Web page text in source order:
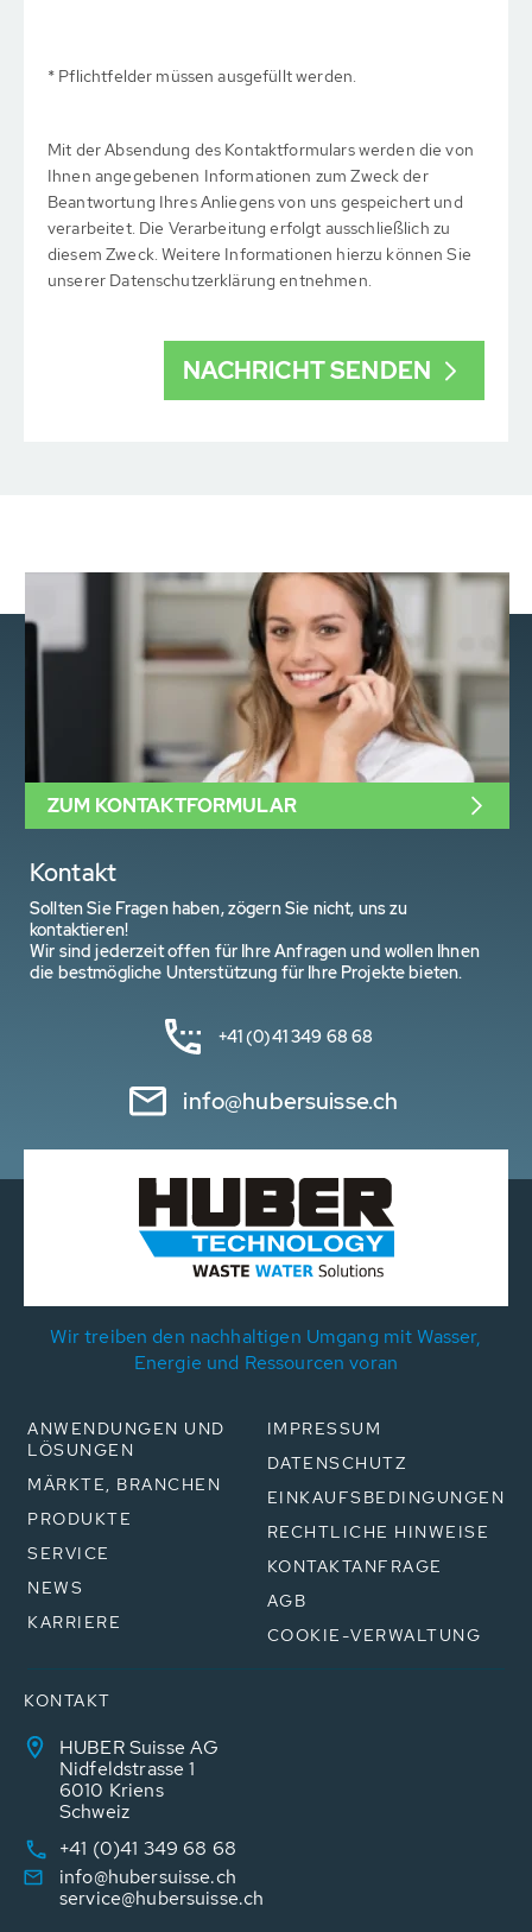
* Pflichtfelder müssen ausgefüllt werden.
Mit der Absendung des Kontaktformulars werden die von
Ihnen angegebenen Informationen zum Zweck der
Beantwortung Ihres Anliegens von uns gespeichert und
verarbeitet. Die Verarbeitung erfolgt ausschließlich zu
diesem Zweck. Weitere Informationen hierzu können Sie
unserer Datenschutzerklärung entnehmen.
Kontakt
Sollten Sie Fragen haben, zögern Sie nicht, uns zu
kontaktieren!
Wir sind jederzeit offen für Ihre Anfragen und wollen Ihnen
die bestmögliche Unterstützung für Ihre Projekte bieten.
+41 (0)41 349 68 68
info@hubersuisse.ch
ZUM KONTAKTFORMULAR
Wir treiben den nachhaltigen Umgang mit Wasser,
Energie und Ressourcen voran
ANWENDUNGEN UND
LÖSUNGEN
MÄRKTE, BRANCHEN
PRODUKTE
SERVICE
NEWS
KARRIERE
IMPRESSUM
DATENSCHUTZ
EINKAUFSBEDINGUNGEN
RECHTLICHE HINWEISE
KONTAKTANFRAGE
AGB
COOKIE-VERWALTUNG
KONTAKT
HUBER Suisse AG
Nidfeldstrasse 1
6010 Kriens
Schweiz
+41 (0)41 349 68 68
info@hubersuisse.ch
service@hubersuisse.ch